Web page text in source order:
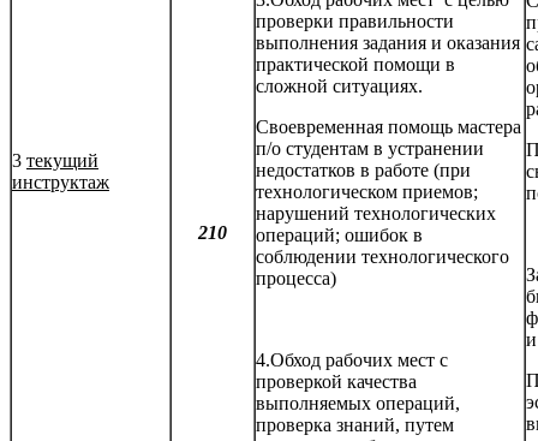
3 текущий
инструктаж
210
проверки правильности
выполнения задания и оказания
практической помощи в
сложной ситуациях.
Своевременная помощь мастера
п/о студентам в устранении
недостатков в работе (при
технологическом приемов;
нарушений технологических
операций; ошибок в
соблюдении технологического
процесса)
4.Обход рабочих мест с
проверкой качества
выполняемых операций,
проверка знаний, путем